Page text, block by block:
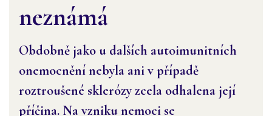
neznámá
Obdobně jako u dalších autoimunitních
onemocnění nebyla ani v případě
roztroušené sklerózy zcela odhalena její
příčina. Na vzniku nemoci se